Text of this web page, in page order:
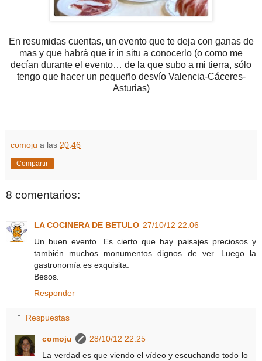
En resumidas cuentas, un evento que te deja con ganas de
mas y que habrá que ir in situ a conocerlo (o como me
decían durante el evento… de la que subo a mi tierra, sólo
tengo que hacer un pequeño desvío Valencia-Cáceres-
Asturias)
comoju a las 20:46
Compartir
8 comentarios:
LA COCINERA DE BETULO 27/10/12 22:06
Un buen evento. Es cierto que hay paisajes preciosos y
también muchos monumentos dignos de ver. Luego la
gastronomía es exquisita.
Besos.
Responder
Respuestas
comoju
28/10/12 22:25
La verdad es que viendo el vídeo y escuchando todo lo